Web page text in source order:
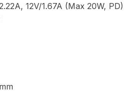
12V/1.67A (Max 20W, PD)